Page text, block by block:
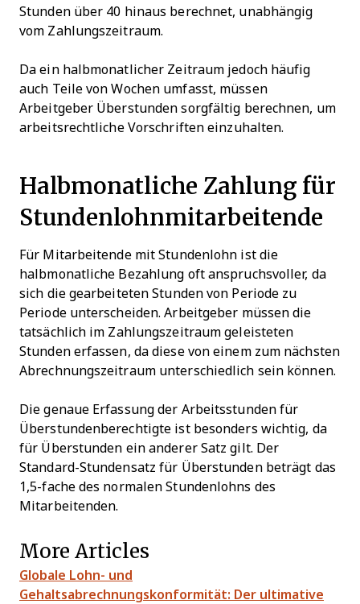
Stunden über 40 hinaus berechnet, unabhängig
vom Zahlungszeitraum.
Da ein halbmonatlicher Zeitraum jedoch häufig
auch Teile von Wochen umfasst, müssen
Arbeitgeber Überstunden sorgfältig berechnen, um
arbeitsrechtliche Vorschriften einzuhalten.
Halbmonatliche Zahlung für
Stundenlohnmitarbeitende
Für Mitarbeitende mit Stundenlohn ist die
halbmonatliche Bezahlung oft anspruchsvoller, da
sich die gearbeiteten Stunden von Periode zu
Periode unterscheiden. Arbeitgeber müssen die
tatsächlich im Zahlungszeitraum geleisteten
Stunden erfassen, da diese von einem zum nächsten
Abrechnungszeitraum unterschiedlich sein können.
Die genaue Erfassung der Arbeitsstunden für
Überstundenberechtigte ist besonders wichtig, da
für Überstunden ein anderer Satz gilt. Der
Standard-Stundensatz für Überstunden beträgt das
1,5-fache des normalen Stundenlohns des
Mitarbeitenden.
More Articles
Globale Lohn- und
Gehaltsabrechnungskonformität: Der ultimative